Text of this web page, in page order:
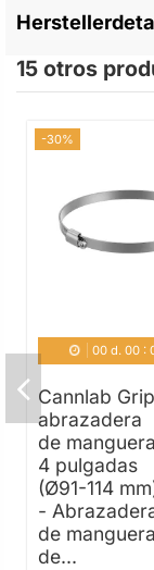
15 otros
-30%
00d. 00:
Cannlab Grip
abrazadera
de manguera
4 pulgadas
(Ø91-114
-
de manguera
de...